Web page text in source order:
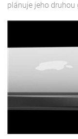
plánuje jeho druhou